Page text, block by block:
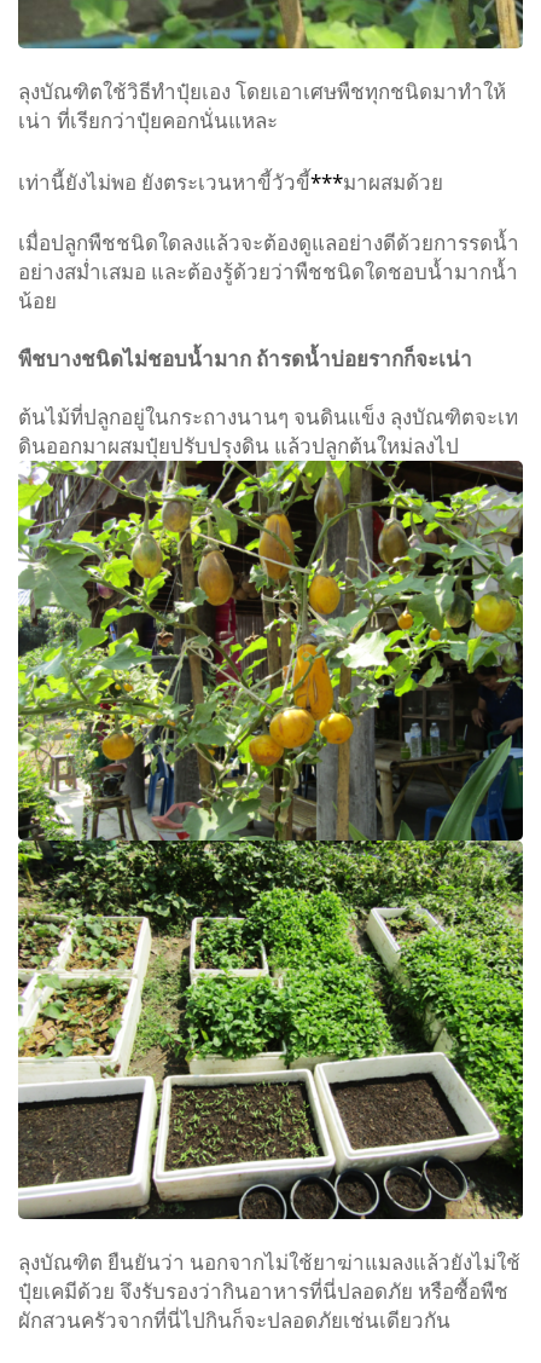
ลุงบัณฑิตใช้วิธีทำปุ๋ยเอง โดยเอาเศษพืชทุกชนิดมาทำให้
เน่า ที่เรียกว่าปุ๋ยคอกนั่นแหละ
เท่านี้ยังไม่พอ ยังตระเวนหาขี้วัวขี้***มาผสมด้วย
เมื่อปลูกพืชชนิดใดลงแล้วจะต้องดูแลอย่างดีด้วยการรดน้ำ
อย่างสม่ำเสมอ และต้องรู้ด้วยว่าพืชชนิดใดชอบน้ำมากน้ำ
น้อย
พืชบางชนิดไม่ชอบน้ำมาก ถ้ารดน้ำบ่อยรากก็จะเน่า
ต้นไม้ที่ปลูกอยู่ในกระถางนานๆ จนดินแข็ง ลุงบัณฑิตจะเท
ดินออกมาผสมปุ๋ยปรับปรุงดิน แล้วปลูกต้นใหม่ลงไป
ลุงบัณฑิต ยืนยันว่า นอกจากไม่ใช้ยาฆ่าแมลงแล้วยังไม่ใช้
ปุ๋ยเคมีด้วย จึงรับรองว่ากินอาหารที่นี่ปลอดภัย หรือซื้อพืช
ผักสวนครัวจากที่นี่ไปกินก็จะปลอดภัยเช่นเดียวกัน